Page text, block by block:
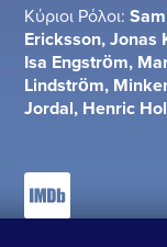
Κύριοι Ρόλοι:
Ericksson, Jonas
Isa Engström,
Lindström,
Jordal, Henric